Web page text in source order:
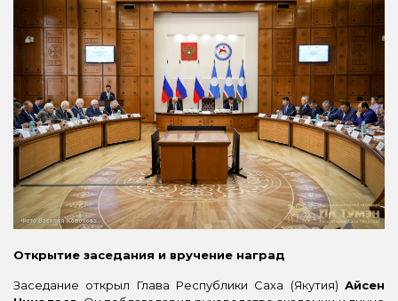
Открытие заседания и вручение наград
Заседание открыл Глава Республики Саха (Якутия) Айсен